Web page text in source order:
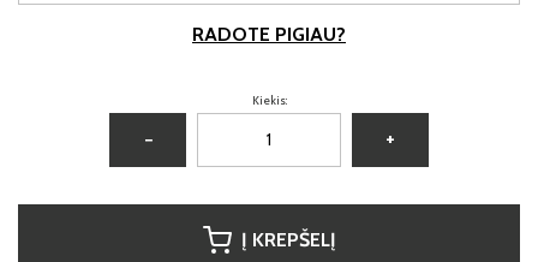
RADOTE PIGIAU?
Kiekis:
− +
Į KREPŠELĮ